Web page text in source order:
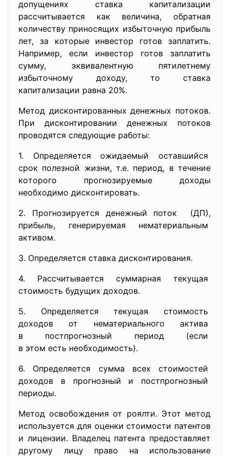
допущениях ставка капитализации
рассчитывается как величина, обратная
количеству приносящих избыточную прибыль
лет, за которые инвестор готов заплатить.
Например, если инвестор готов заплатить
сумму, эквивалентную пятилетнему
избыточному доходу, то ставка
капитализации равна 20%.
Метод дисконтированных денежных потоков.
При дисконтировании денежных потоков
проводятся следующие работы:
1. Определяется ожидаемый оставшийся
срок полезной жизни, т.е. период, в течение
кoтopoгo прогнозируемые доходы
необходимо дисконтировать.
2. Прогнозируется денежный поток (ДП),
прибыль, генерируемая нематериальным
активом.
3. Определяется ставка дисконтирования.
4. Рассчитывается суммарная текущая
стоимость будущих доходов.
5. Определяется текущая стоимость
доходов от нематериального актива
в постпрогнозный период (если
в этом есть необходимость).
6. Определяется сумма всех стоимостей
доходов в прогнозный и постпрогнозный
периоды.
Метод освобождения от роялти. Этот метод
используется для оценки стоимости патентов
и лицензии. Владелец патента предоставляет
другому лицу право на использование